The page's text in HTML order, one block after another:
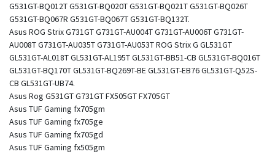
G531GT-BQ012T G531GT-BQ020T G531GT-BQ021T G531GT-BQ026T
G531GT-BQ067R G531GT-BQ067T G531GT-BQ132T.
Asus ROG Strix G731GT G731GT-AU004T G731GT-AU006T G731GT-
AU008T G731GT-AU035T G731GT-AU053T ROG Strix G GL531GT
GL531GT-AL018T GL531GT-AL195T GL531GT-BB51-CB GL531GT-BQ016T
GL531GT-BQ170T GL531GT-BQ269T-BE GL531GT-EB76 GL531GT-Q52S-
CB GL531GT-UB74.
Asus Rog G531GT G731GT FX505GT FX705GT
Asus TUF Gaming fx705gm
Asus TUF Gaming fx705ge
Asus TUF Gaming fx705gd
Asus TUF Gaming fx505gm